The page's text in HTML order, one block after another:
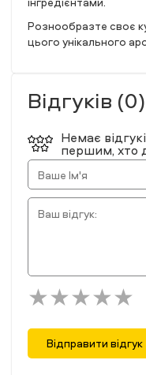
Рознообразте своє
цього унікального
Відгуків (0)
Немає
першим, хто
Відправити відгук